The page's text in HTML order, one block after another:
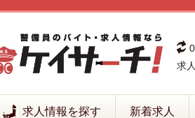
求人
求人情報を探す 新着求人